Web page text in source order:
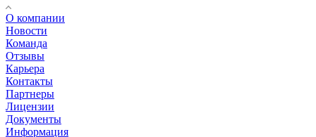
О компании
Новости
Команда
Отзывы
Карьера
Контакты
Партнеры
Лицензии
Документы
Информация